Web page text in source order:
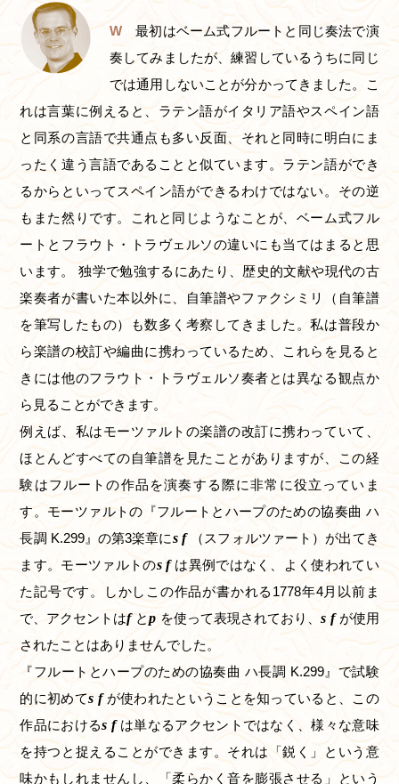
W 最初はベーム式フルートと同じ奏法で演
奏してみましたが、練習しているうちに同じ
では通用しないことが分かってきました。こ
れは言葉に例えると、ラテン語がイタリア語やスペイン語
と同系の言語で共通点も多い反面、それと同時に明白にま
ったく違う言語であることと似ています。ラテン語ができ
るからといってスペイン語ができるわけではない。その逆
もまた然りです。これと同じようなことが、ベーム式フル
ートとフラウト・トラヴェルソの違いにも当てはまると思
います。 独学で勉強するにあたり、歴史的文献や現代の古
楽奏者が書いた本以外に、自筆譜やファクシミリ（自筆譜
を筆写したもの）も数多く考察してきました。私は普段か
ら楽譜の校訂や編曲に携わっているため、これらを見ると
きには他のフラウト・トラヴェルソ奏者とは異なる観点か
ら見ることができます。
例えば、私はモーツァルトの楽譜の改訂に携わっていて、
ほとんどすべての自筆譜を見たことがありますが、この経
験はフルートの作品を演奏する際に非常に役立っていま
す。モーツァルトの『フルートとハープのための協奏曲 ハ
長調 K.299』の第3楽章にsf
（スフォルツァート）が出てき
ます。モーツァルトのsf は異例ではなく、よく使われてい
た記号です。しかしこの作品が書かれる1778年4月以前ま
で、アクセントはfとp を使って表現されており、sf が使用
されたことはありませんでした。
『フルートとハープのための協奏曲 ハ長調 K.299』で試験
的に初めてsf が使われたということを知っていると、この
作品におけるsf は単なるアクセントではなく、様々な意味
を持つと捉えることができます。それは「鋭く」という意
味かもしれませんし、「柔らかく音を膨張させる」という